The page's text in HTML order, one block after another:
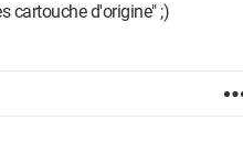
cartouche d'origine" ;)